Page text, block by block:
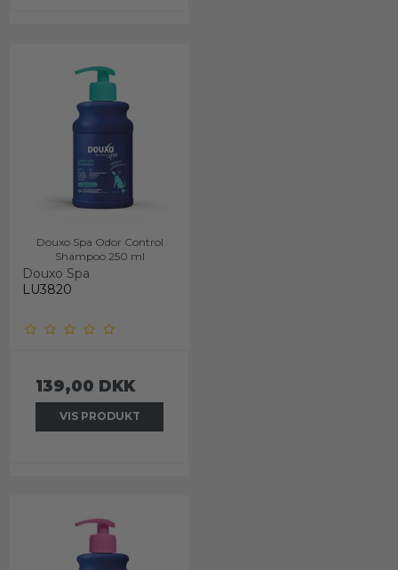
Douxo Spa Odor Control
Shampoo 250 ml
Douxo Spa
LU3820
139,00 DKK
VIS PRODUKT